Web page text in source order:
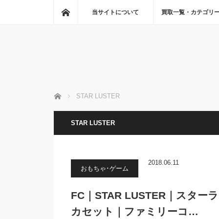
ホーム当サイトについて 買取一覧・カテゴリ
ホーム STAR LUSTER
STAR LUSTER
おもちゃ･ゲーム
2018.06.11
FC｜STAR LUSTER｜スター
カセット｜ファミリーコ…